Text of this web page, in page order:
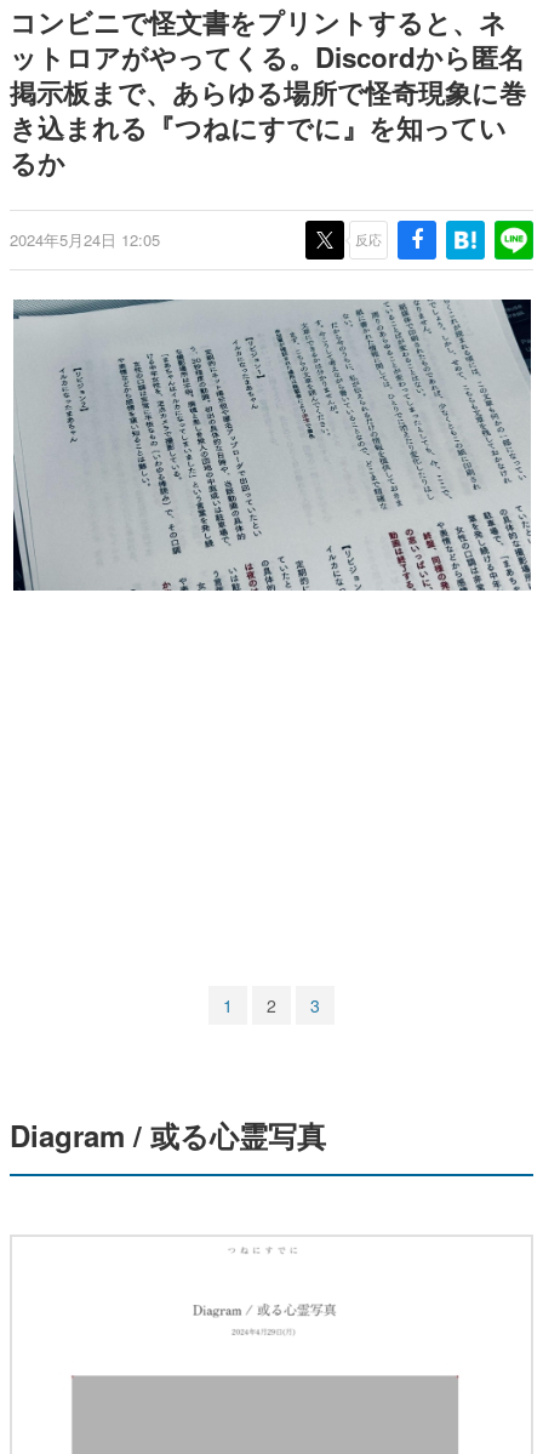
きます。
赫本
この物語を解いてはいけない。『赫本』は、〈試験問題〉
の形をした短編ホラー小説集です。
ゲーム世代の作家たち
ゲームに多大な影響を受けた作家さんに取材し、ゲームが
画です。
日本モバイルゲーム産業史
日本のモバイルゲーム史における主要なトピック・タイト
ルを網羅するほか、開発者へのインタビューや識者による
解説を掲載。約20年の歴史が一望できる決定版！
若ゲのいたり〜ゲームクリエイターの青春〜
『うつヌケ』『ペンと箸』等で知られるマンガ家・田中圭
一先生によるゲーム業界レポートマンガです。
なんでゲームは面白い？
ゲーム開発者・hamatsu氏がゲームの魅力を画面や操作の
具体的な形から解き明かしていく、硬派で骨太な評論連載
コンビニで怪文書をプリントすると、ネ
ットロアがやってくる。Discordから匿名
掲示板まで、あらゆる場所で怪奇現象に巻
き込まれる『つねにすでに』を知ってい
るか
2024年5月24日 12:05 反応
1 2 3
Diagram / 或る心霊写真